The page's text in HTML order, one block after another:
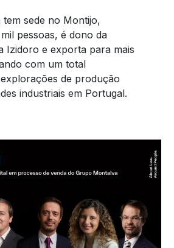
sede no Montijo,
pessoas, é dono da
Izidoro e exporta para mais
com um total
de produção
industriais em Portugal.